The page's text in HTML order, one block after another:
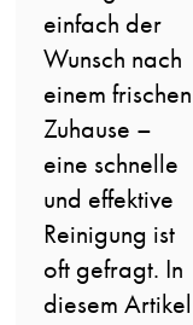
einfach der
Wunsch nach
einem frischen
Zuhause –
eine schnelle
und effektive
Reinigung ist
oft gefragt. In
diesem Artikel